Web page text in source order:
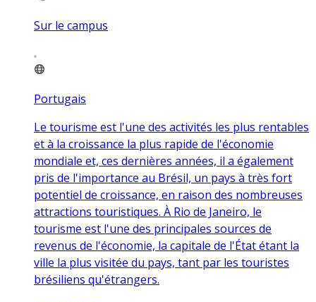
Sur le campus
Portugais
Le tourisme est l'une des activités les plus rentables
et à la croissance la plus rapide de l'économie
mondiale et, ces dernières années, il a également
pris de l'importance au Brésil, un pays à très fort
potentiel de croissance, en raison des nombreuses
attractions touristiques. À Rio de Janeiro, le
tourisme est l'une des principales sources de
revenus de l'économie, la capitale de l'État étant la
ville la plus visitée du pays, tant par les touristes
brésiliens qu'étrangers.